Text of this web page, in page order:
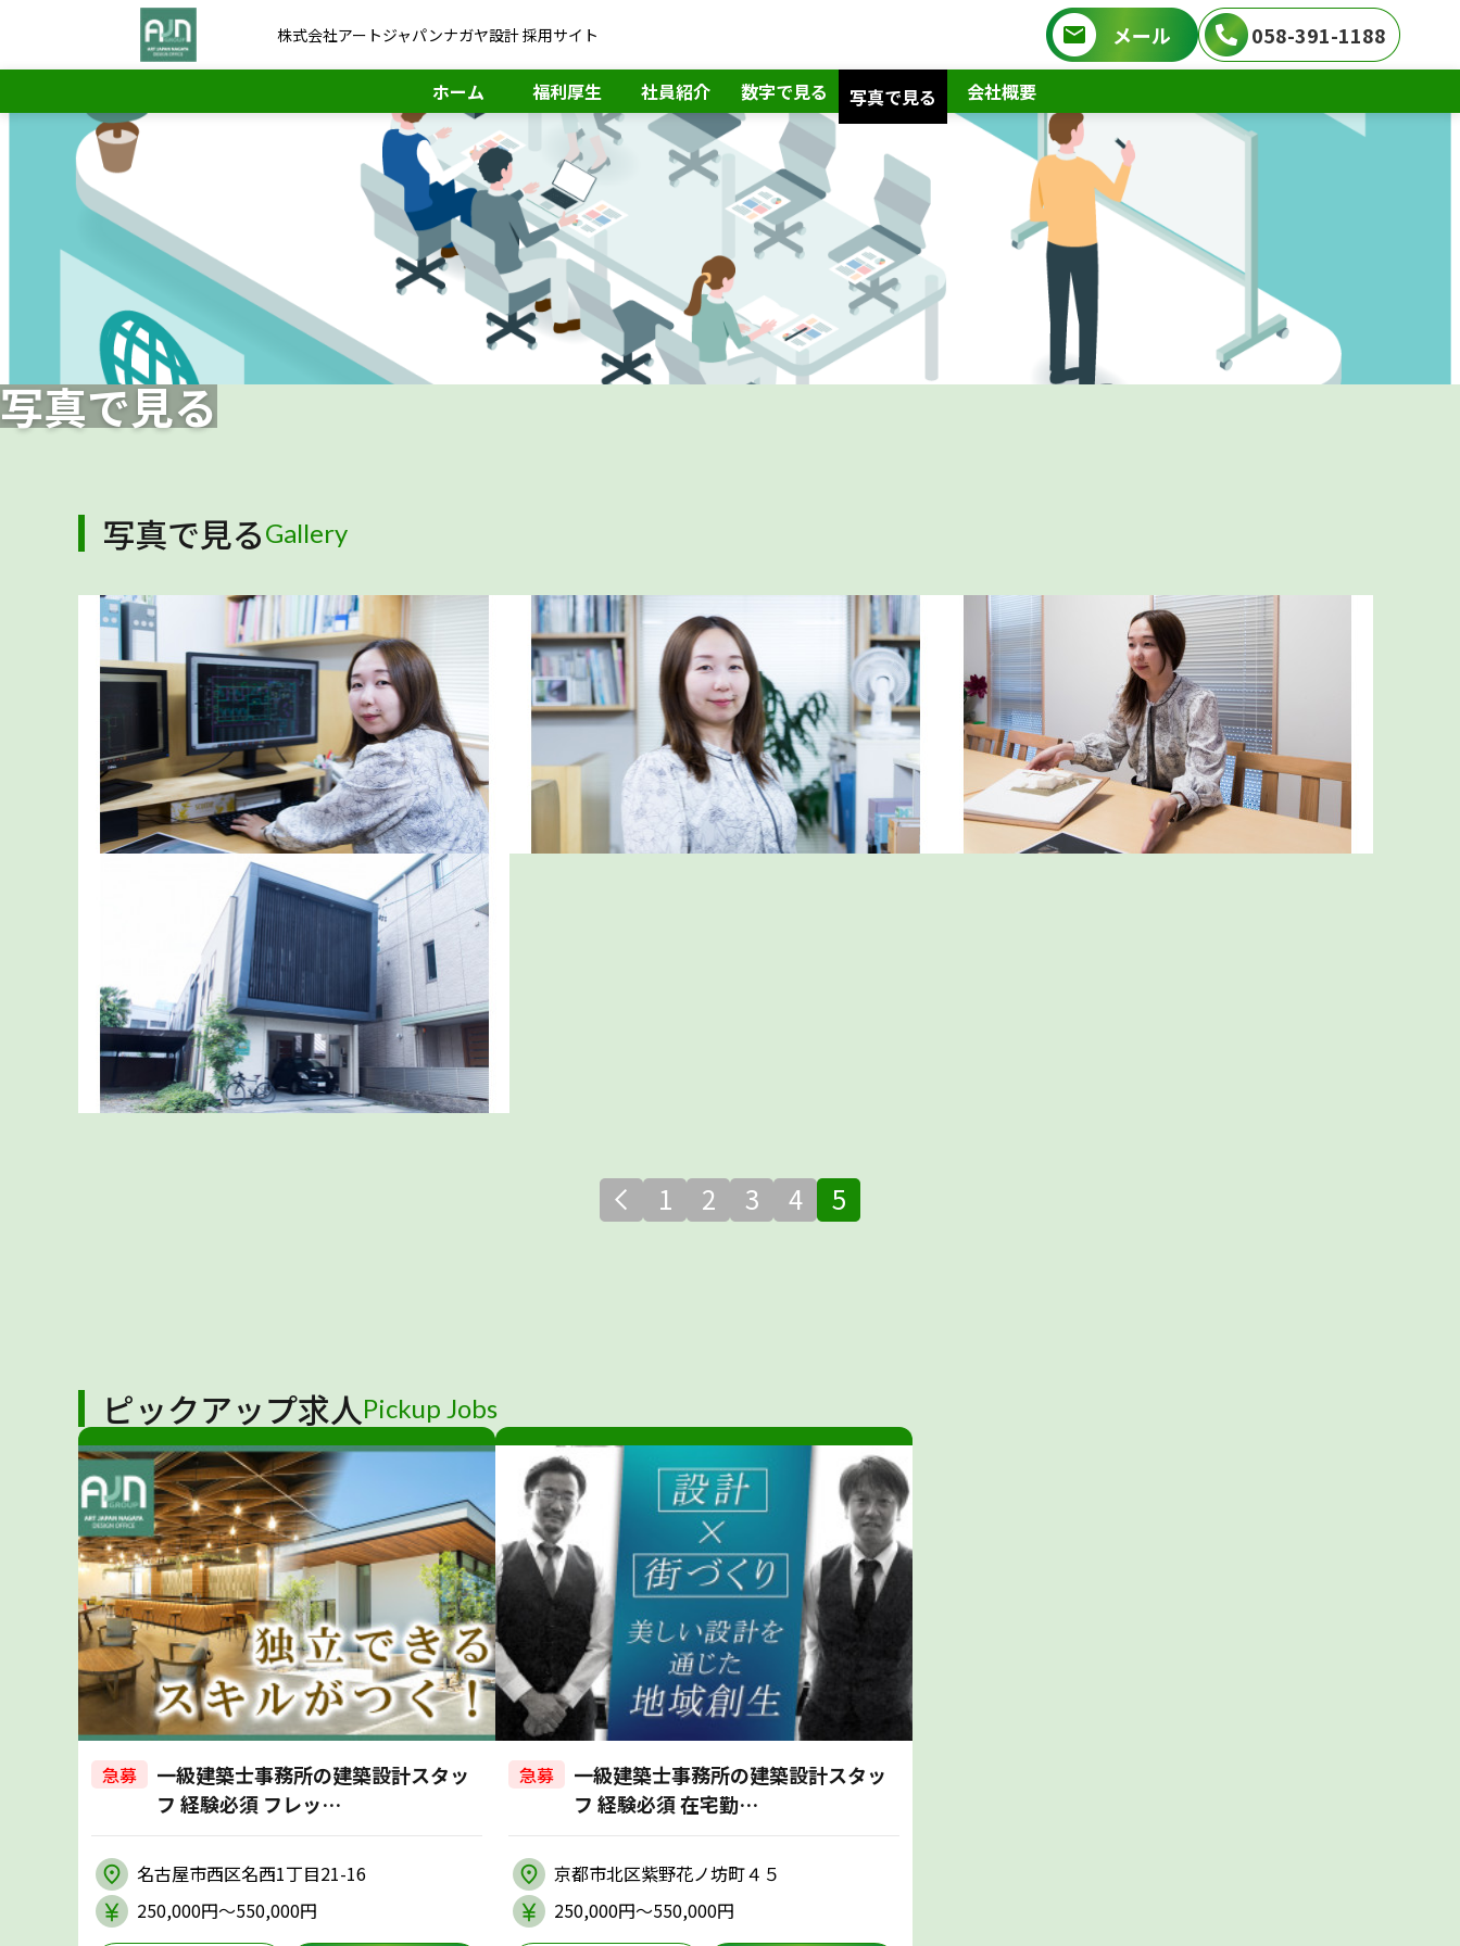
株式会社アートジャパンナガヤ設計 採用サイト メール 058-391-1188
ホーム 福利厚生 社員紹介 数字で見る 写真で見る 会社概要
写真で見る
写真で見るGallery
1 2 3 4 5
ピックアップ求人Pickup Jobs
急募
一級建築士事務所の建築設計スタッ
フ 経験必須 フレッ…
名古屋市西区名西1丁目21-16
250,000円〜550,000円
急募
一級建築士事務所の建築設計スタッ
フ 経験必須 在宅勤…
京都市北区紫野花ノ坊町４５
250,000円〜550,000円